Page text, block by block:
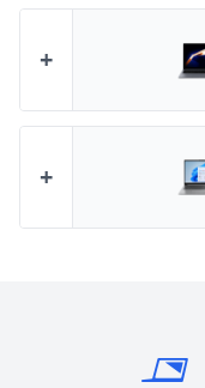
+
+